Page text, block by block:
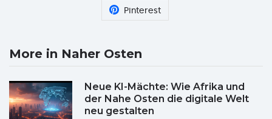
Pinterest
More in Naher Osten
Neue KI-Mächte: Wie Afrika und
der Nahe Osten die digitale Welt
neu gestalten